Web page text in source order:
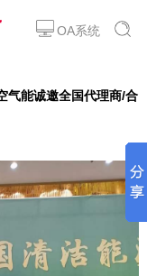
OA系统
能诚邀全国代理商/合